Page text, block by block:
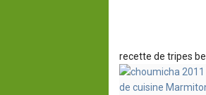
recette de tripes